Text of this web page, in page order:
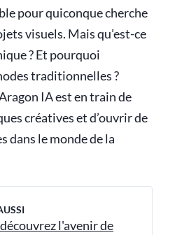
pour quiconque cherche
visuels. Mais qu’est-ce
? Et pourquoi
traditionnelles ?
IA est en train de
créatives et d’ouvrir de
dans le monde de la
l'avenir de